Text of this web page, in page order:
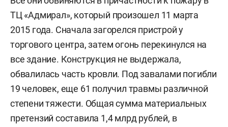
ТЦ «Адмирал», который произошел 11 марта
2015 года. Сначала загорелся пристрой у
торгового центра, затем огонь перекинулся на
все здание. Конструкция не выдержала,
обвалилась часть кровли. Под завалами погибли
19 человек, еще 61 получил травмы различной
степени тяжести. Общая сумма материальных
претензий составила 1,4 млрд рублей, в